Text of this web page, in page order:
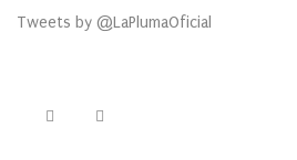
Tweets by @LaPlumaOficial